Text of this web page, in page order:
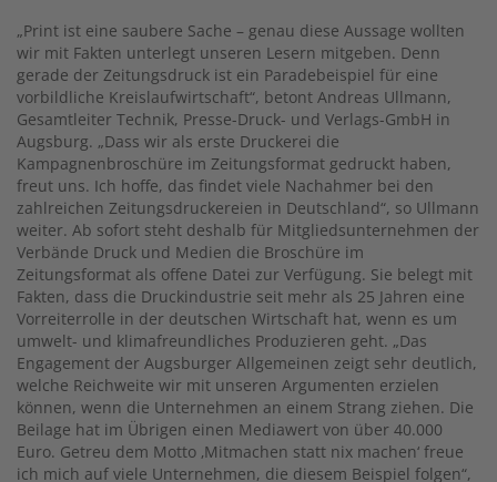
„Print ist eine saubere Sache – genau diese Aussage wollten
wir mit Fakten unterlegt unseren Lesern mitgeben. Denn
gerade der Zeitungsdruck ist ein Paradebeispiel für eine
vorbildliche Kreislaufwirtschaft“, betont Andreas Ullmann,
Gesamtleiter Technik, Presse-Druck- und Verlags-GmbH in
Augsburg. „Dass wir als erste Druckerei die
Kampagnenbroschüre im Zeitungsformat gedruckt haben,
freut uns. Ich hoffe, das findet viele Nachahmer bei den
zahlreichen Zeitungsdruckereien in Deutschland“, so Ullmann
weiter. Ab sofort steht deshalb für Mitgliedsunternehmen der
Verbände Druck und Medien die Broschüre im
Zeitungsformat als offene Datei zur Verfügung. Sie belegt mit
Fakten, dass die Druckindustrie seit mehr als 25 Jahren eine
Vorreiterrolle in der deutschen Wirtschaft hat, wenn es um
umwelt- und klimafreundliches Produzieren geht. „Das
Engagement der Augsburger Allgemeinen zeigt sehr deutlich,
welche Reichweite wir mit unseren Argumenten erzielen
können, wenn die Unternehmen an einem Strang ziehen. Die
Beilage hat im Übrigen einen Mediawert von über 40.000
Euro. Getreu dem Motto ‚Mitmachen statt nix machen‘ freue
ich mich auf viele Unternehmen, die diesem Beispiel folgen“,